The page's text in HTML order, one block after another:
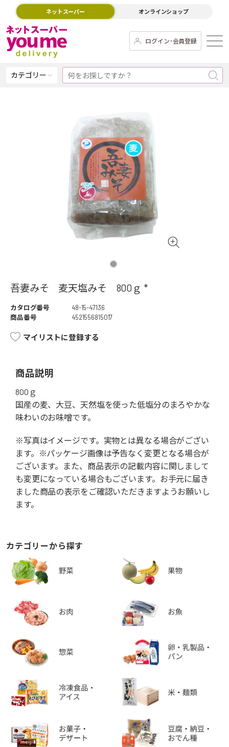
ネットスーパー オンラインショップ
ログイン･会員登録
カテゴリー
吾妻みそ 麦天塩みそ 800ｇ *
カタログ番号
48-15-47136
商品番号
4521556815017
マイリストに登録する
商品説明
800ｇ
国産の麦、大豆、天然塩を使った低塩分のまろやかな
味わいのお味噌です。
※写真はイメージです。実物とは異なる場合がござい
ます。※パッケージ画像は予告なく変更となる場合が
ございます。また、商品表示の記載内容に関しまして
も変更になっている場合もございます。お手元に届き
ました商品の表示をご確認いただきますようお願いし
ます。
カテゴリーから探す